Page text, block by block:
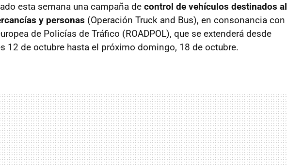
esta semana una campaña de control de vehículos destinados al
y personas (Operación Truck and Bus), en consonancia con
de Policías de Tráfico (ROADPOL), que se extenderá desde
12 de octubre hasta el próximo domingo, 18 de octubre.